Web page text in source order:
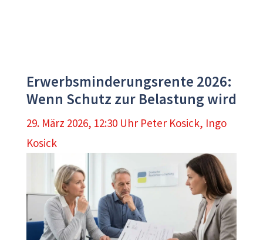
Erwerbsminderungsrente 2026:
Wenn Schutz zur Belastung wird
29. März 2026, 12:30 Uhr Peter Kosick, Ingo
Kosick